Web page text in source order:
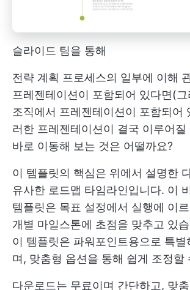
슬라이드 팀을 통해
전략 계획 프로세스의 일부에 이해
프레젠테이션이 포함되어 있다면(
조직에서 프레젠테이션이 포함되어
러한 프레젠테이션이 결국 이루어질
바로 이동해 보는 것은 어떨까요?
이 템플릿의 핵심은 위에서 설명한
유사한 로드맵 타임라인입니다. 이
템플릿은 목표 설정에서 실행에 이
개별 마일스톤에 초점을 맞추고 있
이 템플릿은 파워포인트용으로 특별
며, 맞춤형 옵션을 통해 쉽게 조정할
다운로드는 무료이며 간단하고, 맞